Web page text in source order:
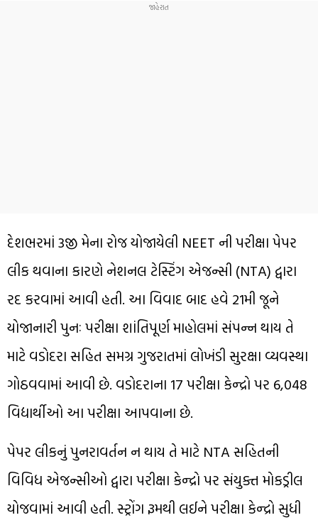
દેશભરમાં 3જી મેના રોજ યોજાયેલી NEET ની પરીક્ષા પેપર
લીક થવાના કારણે નેશનલ ટેસ્ટિંગ એજન્સી (NTA) દ્વારા
રદ કરવામાં આવી હતી. આ વિવાદ બાદ હવે 21મી જૂને
યોજાનારી પુનઃ પરીક્ષા શાંતિપૂર્ણ માહોલમાં સંપન્ન થાય તે
માટે વડોદરા સહિત સમગ્ર ગુજરાતમાં લોખંડી સુરક્ષા વ્યવસ્થા
ગોઠવવામાં આવી છે. વડોદરાના 17 પરીક્ષા કેન્દ્રો પર 6,048
વિદ્યાર્થીઓ આ પરીક્ષા આપવાના છે.
પેપર લીકનું પુનરાવર્તન ન થાય તે માટે NTA સહિતની
વિવિધ એજન્સીઓ દ્વારા પરીક્ષા કેન્દ્રો પર સંયુક્ત મોકડ્રીલ
યોજવામાં આવી હતી. સ્ટ્રોંગ રૂમથી લઈને પરીક્ષા કેન્દ્રો સુધી